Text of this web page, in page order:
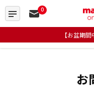
0
【お盆期
お